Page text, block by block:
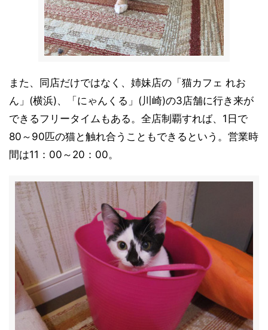
また、同店だけではなく、姉妹店の「猫カフェ れお
ん」(横浜)、「にゃんくる」(川崎)の3店舗に行き来が
できるフリータイムもある。全店制覇すれば、1日で
80～90匹の猫と触れ合うこともできるという。営業時
間は11：00～20：00。